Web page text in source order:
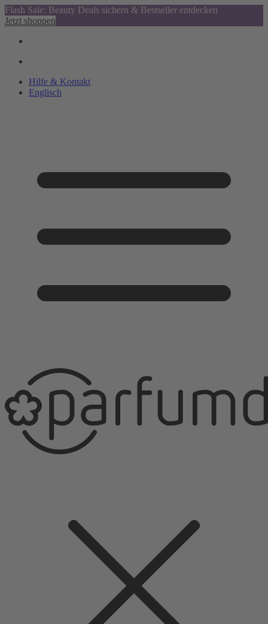
Flash Sale: Beauty Deals sichern & Bestseller entdecken
Jetzt shoppen
Hilfe & Kontakt
Englisch